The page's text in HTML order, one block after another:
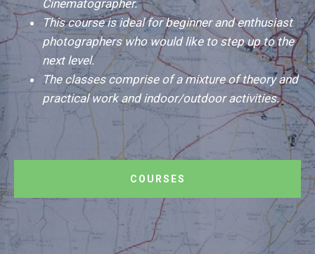
Cinematographer.
This course is ideal for beginner and enthusiast
photographers who would like to step up to the
next level.
The classes comprise of a mixture of theory and
practical work and indoor/outdoor activities.
COURSES